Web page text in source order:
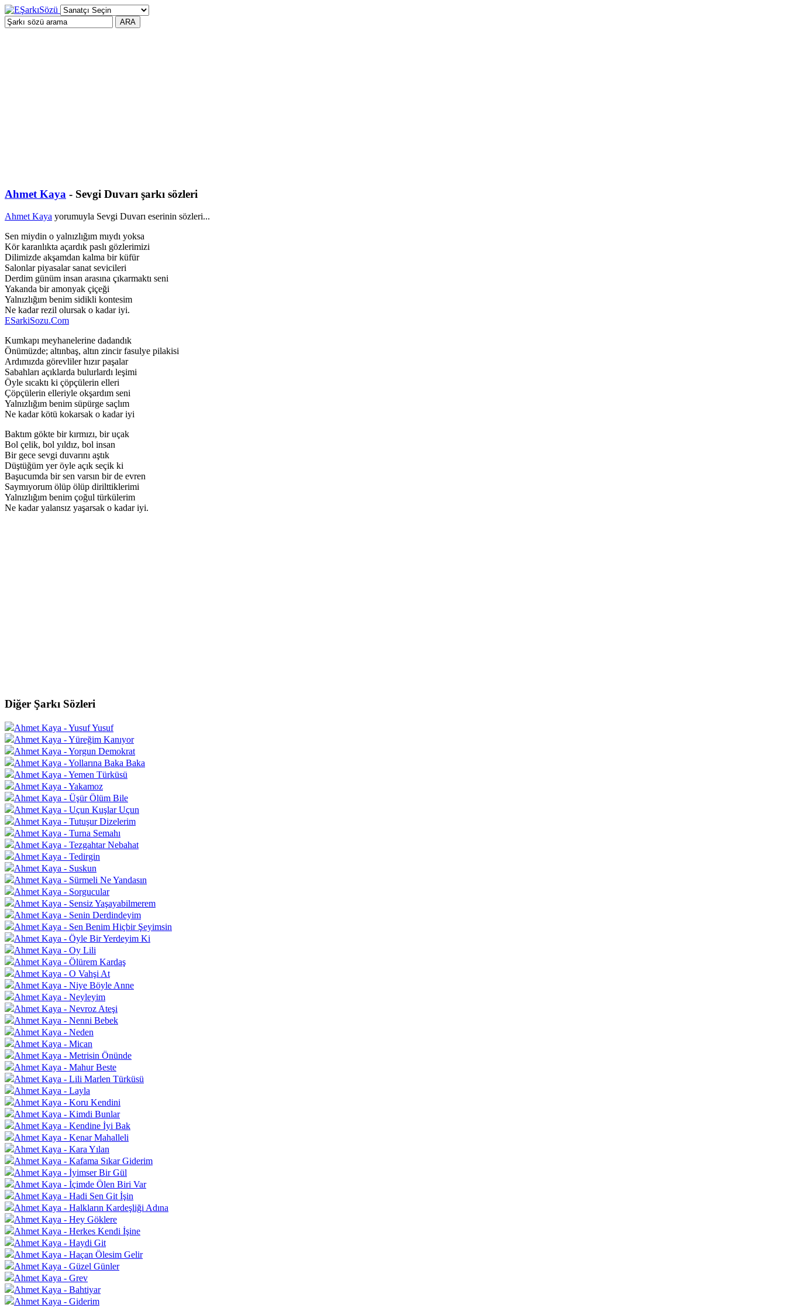
Ahmet Kaya - Sevgi Duvarı şarkı sözleri
Ahmet Kaya yorumuyla Sevgi Duvarı eserinin sözleri...
Sen miydin o yalnızlığım mıydı yoksa
Kör karanlıkta açardık paslı gözlerimizi
Dilimizde akşamdan kalma bir küfür
Salonlar piyasalar sanat sevicileri
Derdim günüm insan arasına çıkarmaktı seni
Yakanda bir amonyak çiçeği
Yalnızlığım benim sidikli kontesim
Ne kadar rezil olursak o kadar iyi.
ESarkiSozu.Com
Kumkapı meyhanelerine dadandık
Önümüzde; altınbaş, altın zincir fasulye pilakisi
Ardımızda görevliler hızır paşalar
Sabahları açıklarda bulurlardı leşimi
Öyle sıcaktı ki çöpçülerin elleri
Çöpçülerin elleriyle okşardım seni
Yalnızlığım benim süpürge saçlım
Ne kadar kötü kokarsak o kadar iyi
Baktım gökte bir kırmızı, bir uçak
Bol çelik, bol yıldız, bol insan
Bir gece sevgi duvarını aştık
Düştüğüm yer öyle açık seçik ki
Başucumda bir sen varsın bir de evren
Saymıyorum ölüp ölüp dirilttiklerimi
Yalnızlığım benim çoğul türkülerim
Ne kadar yalansız yaşarsak o kadar iyi.
Diğer Şarkı Sözleri
Ahmet Kaya - Yusuf Yusuf
Ahmet Kaya - Yüreğim Kanıyor
Ahmet Kaya - Yorgun Demokrat
Ahmet Kaya - Yollarına Baka Baka
Ahmet Kaya - Yemen Türküsü
Ahmet Kaya - Yakamoz
Ahmet Kaya - Üşür Ölüm Bile
Ahmet Kaya - Uçun Kuşlar Uçun
Ahmet Kaya - Tutuşur Dizelerim
Ahmet Kaya - Turna Semahı
Ahmet Kaya - Tezgahtar Nebahat
Ahmet Kaya - Tedirgin
Ahmet Kaya - Suskun
Ahmet Kaya - Sürmeli Ne Yandasın
Ahmet Kaya - Sorgucular
Ahmet Kaya - Sensiz Yaşayabilmerem
Ahmet Kaya - Senin Derdindeyim
Ahmet Kaya - Sen Benim Hiçbir Şeyimsin
Ahmet Kaya - Öyle Bir Yerdeyim Ki
Ahmet Kaya - Oy Lili
Ahmet Kaya - Ölürem Kardaş
Ahmet Kaya - O Vahşi At
Ahmet Kaya - Niye Böyle Anne
Ahmet Kaya - Neyleyim
Ahmet Kaya - Nevroz Ateşi
Ahmet Kaya - Nenni Bebek
Ahmet Kaya - Neden
Ahmet Kaya - Mican
Ahmet Kaya - Metrisin Önünde
Ahmet Kaya - Mahur Beste
Ahmet Kaya - Lili Marlen Türküsü
Ahmet Kaya - Layla
Ahmet Kaya - Koru Kendini
Ahmet Kaya - Kimdi Bunlar
Ahmet Kaya - Kendine İyi Bak
Ahmet Kaya - Kenar Mahalleli
Ahmet Kaya - Kara Yılan
Ahmet Kaya - Kafama Sıkar Giderim
Ahmet Kaya - İyimser Bir Gül
Ahmet Kaya - İçimde Ölen Biri Var
Ahmet Kaya - Hadi Sen Git İşin
Ahmet Kaya - Halkların Kardeşliği Adına
Ahmet Kaya - Hey Göklere
Ahmet Kaya - Herkes Kendi İşine
Ahmet Kaya - Haydi Git
Ahmet Kaya - Haçan Ölesim Gelir
Ahmet Kaya - Güzel Günler
Ahmet Kaya - Grev
Ahmet Kaya - Bahtiyar
Ahmet Kaya - Giderim